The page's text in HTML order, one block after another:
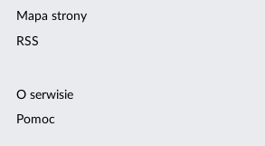
Mapa strony
RSS
O serwisie
Pomoc